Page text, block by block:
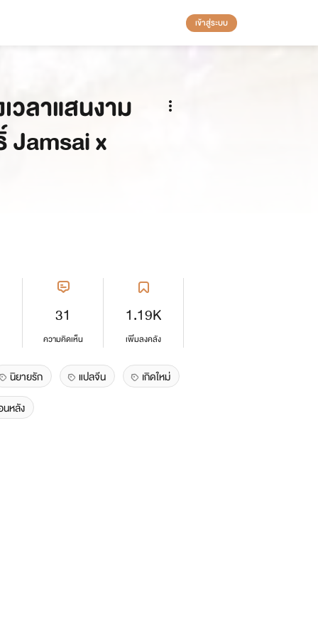
เข้าสู่ระบบ
วลาแสนงาม
x
31
ความคิดเห็น
1.19K
เพิ่มลงคลัง
นิยายรัก แปลจีน
เกิดใหม่
นหลัง